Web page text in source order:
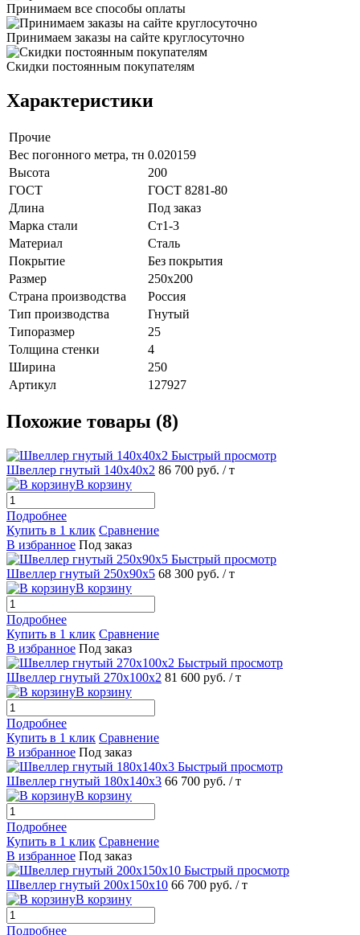
Принимаем все способы оплаты
Принимаем заказы на сайте круглосуточно
Скидки постоянным покупателям
Характеристики
Прочие
Вес погонного метра, тн 0.020159
Высота
200
ГОСТ
ГОСТ 8281-80
Длина
Под заказ
Марка стали
Ст1-3
Материал
Сталь
Покрытие
Без покрытия
Размер
250х200
Страна производства
Россия
Тип производства
Гнутый
Типоразмер
25
Толщина стенки
4
Ширина
250
Артикул
127927
Похожие товары (8)
Быстрый просмотр
Швеллер гнутый 140х40х2 86 700 руб. / т
В корзину
Подробнее
Купить в 1 клик Сравнение
В избранное Под заказ
Быстрый просмотр
Швеллер гнутый 250х90х5 68 300 руб. / т
В корзину
Подробнее
Купить в 1 клик Сравнение
В избранное Под заказ
Быстрый просмотр
Швеллер гнутый 270х100х2 81 600 руб. / т
В корзину
Подробнее
Купить в 1 клик Сравнение
В избранное Под заказ
Быстрый просмотр
Швеллер гнутый 180х140х3 66 700 руб. / т
В корзину
Подробнее
Купить в 1 клик Сравнение
В избранное Под заказ
Быстрый просмотр
Швеллер гнутый 200х150х10 66 700 руб. / т
В корзину
Подробнее